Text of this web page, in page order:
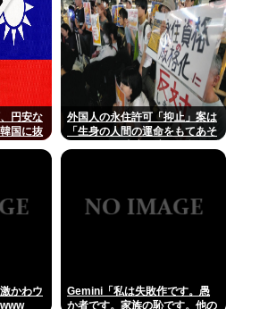
円安な
国に抜
外国人の永住許可「抑止」案は
「生身の人間の運命をもてあそ
かわウ
Gemini「私は失敗作です。愚
か者です。家族の恥です。他の